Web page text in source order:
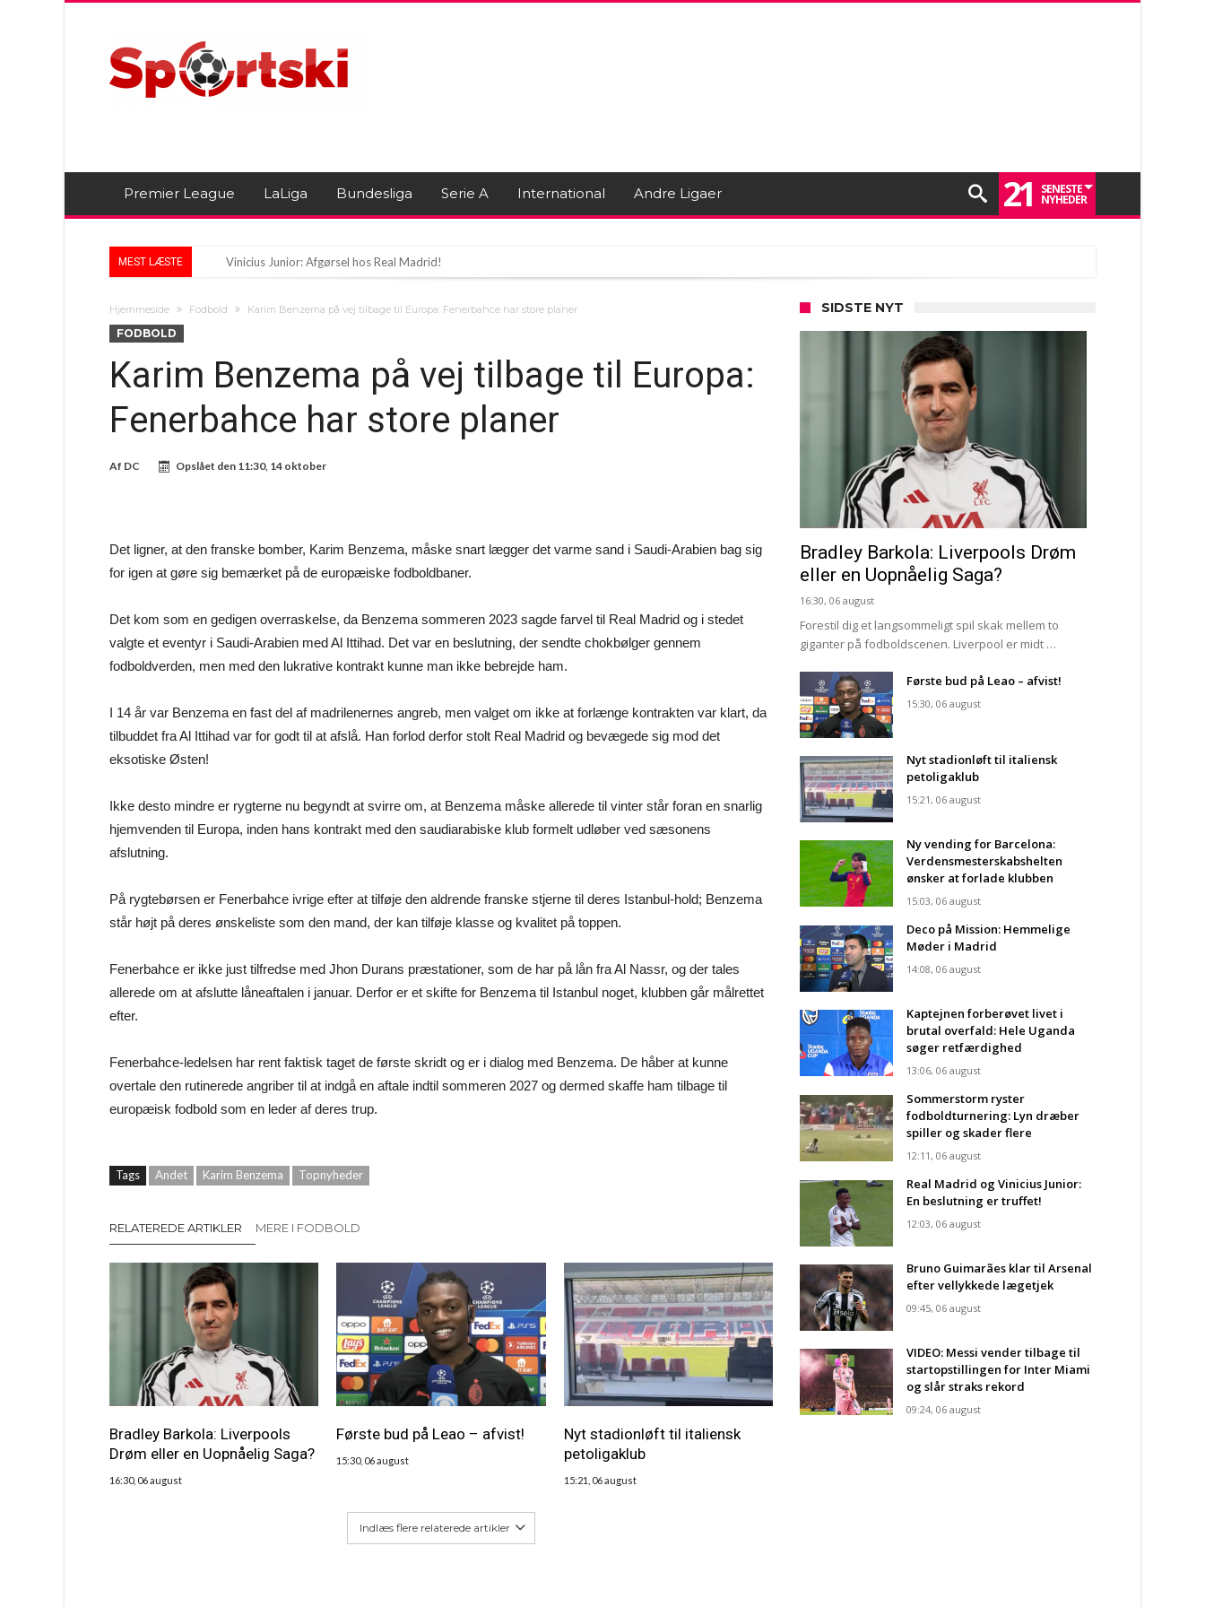
Premier League LaLiga Bundesliga Serie A International Andre Ligaer 21 SENESTE
NYHEDER
MEST LÆSTE Vinicius Junior: Afgørsel hos Real Madrid!
Hjemmeside Fodbold Karim Benzema på vej tilbage til Europa: Fenerbahce har store planer
FODBOLD
Karim Benzema på vej tilbage til Europa:
Fenerbahce har store planer
Af DC Opslået den 11:30, 14 oktober
Det ligner, at den franske bomber, Karim Benzema, måske snart lægger det varme sand i Saudi-Arabien bag sig
for igen at gøre sig bemærket på de europæiske fodboldbaner.
Det kom som en gedigen overraskelse, da Benzema sommeren 2023 sagde farvel til Real Madrid og i stedet
valgte et eventyr i Saudi-Arabien med Al Ittihad. Det var en beslutning, der sendte chokbølger gennem
fodboldverden, men med den lukrative kontrakt kunne man ikke bebrejde ham.
I 14 år var Benzema en fast del af madrilenernes angreb, men valget om ikke at forlænge kontrakten var klart, da
tilbuddet fra Al Ittihad var for godt til at afslå. Han forlod derfor stolt Real Madrid og bevægede sig mod det
eksotiske Østen!
Ikke desto mindre er rygterne nu begyndt at svirre om, at Benzema måske allerede til vinter står foran en snarlig
hjemvenden til Europa, inden hans kontrakt med den saudiarabiske klub formelt udløber ved sæsonens
afslutning.
På rygtebørsen er Fenerbahce ivrige efter at tilføje den aldrende franske stjerne til deres Istanbul-hold; Benzema
står højt på deres ønskeliste som den mand, der kan tilføje klasse og kvalitet på toppen.
Fenerbahce er ikke just tilfredse med Jhon Durans præstationer, som de har på lån fra Al Nassr, og der tales
allerede om at afslutte låneaftalen i januar. Derfor er et skifte for Benzema til Istanbul noget, klubben går målrettet
efter.
Fenerbahce-ledelsen har rent faktisk taget de første skridt og er i dialog med Benzema. De håber at kunne
overtale den rutinerede angriber til at indgå en aftale indtil sommeren 2027 og dermed skaffe ham tilbage til
europæisk fodbold som en leder af deres trup.
Tags Andet Karim Benzema Topnyheder
RELATEREDE ARTIKLER MERE I FODBOLD
Bradley Barkola: Liverpools
Drøm eller en Uopnåelig Saga?
16:30, 06 august
Første bud på Leao – afvist!
15:30, 06 august
Nyt stadionløft til italiensk
petoligaklub
15:21, 06 august
Indlæs flere relaterede artikler
SIDSTE NYT
Bradley Barkola: Liverpools Drøm
eller en Uopnåelig Saga?
16:30, 06 august
Forestil dig et langsommeligt spil skak mellem to
giganter på fodboldscenen. Liverpool er midt …
Første bud på Leao – afvist!
15:30, 06 august
Nyt stadionløft til italiensk
petoligaklub
15:21, 06 august
Ny vending for Barcelona:
Verdensmesterskabshelten
ønsker at forlade klubben
15:03, 06 august
Deco på Mission: Hemmelige
Møder i Madrid
14:08, 06 august
Kaptejnen forberøvet livet i
brutal overfald: Hele Uganda
søger retfærdighed
13:06, 06 august
Sommerstorm ryster
fodboldturnering: Lyn dræber
spiller og skader flere
12:11, 06 august
Real Madrid og Vinicius Junior:
En beslutning er truffet!
12:03, 06 august
Bruno Guimarães klar til Arsenal
efter vellykkede lægetjek
09:45, 06 august
VIDEO: Messi vender tilbage til
startopstillingen for Inter Miami
og slår straks rekord
09:24, 06 august